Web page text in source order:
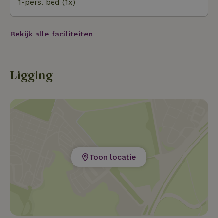
1-pers. bed (1x)
Bekijk alle faciliteiten
Ligging
Toon locatie